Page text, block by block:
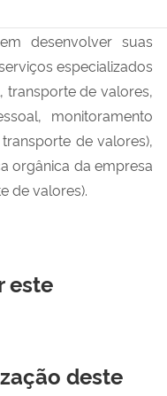
desenvolver suas
especializados
transporte de valores,
monitoramento
de valores),
orgânica da empresa
de valores).
este
deste